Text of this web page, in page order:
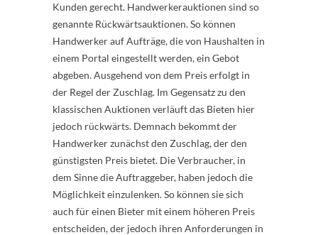
Kunden gerecht. Handwerkerauktionen sind so
genannte Rückwärtsauktionen. So können
Handwerker auf Aufträge, die von Haushalten in
einem Portal eingestellt werden, ein Gebot
abgeben. Ausgehend von dem Preis erfolgt in
der Regel der Zuschlag. Im Gegensatz zu den
klassischen Auktionen verläuft das Bieten hier
jedoch rückwärts. Demnach bekommt der
Handwerker zunächst den Zuschlag, der den
günstigsten Preis bietet. Die Verbraucher, in
dem Sinne die Auftraggeber, haben jedoch die
Möglichkeit einzulenken. So können sie sich
auch für einen Bieter mit einem höheren Preis
entscheiden, der jedoch ihren Anforderungen in